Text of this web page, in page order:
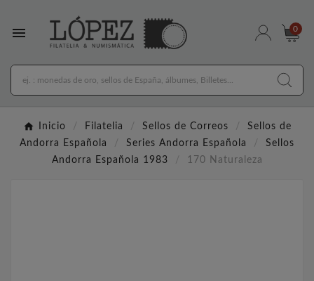
 0
Inicio Filatelia Sellos de Correos
Sellos de
Andorra Española
Series Andorra Española
Sellos
Andorra Española 1983
170 Naturaleza